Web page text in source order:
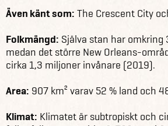
Även känt som: The Crescent City
Folkmängd: Själva stan har
medan det större New Orleans-
cirka 1,3 miljoner invånare (2019).
Area: 907 km² varav 52 % land och
Klimat: Klimatet är subtropiskt och